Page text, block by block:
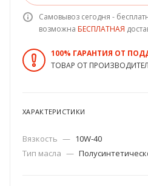
Самовывоз сегодня -
возможна БЕСПЛАТНАЯ
100% ГАРАНТИЯ ОТ
ТОВАР ОТ
ХАРАКТЕРИСТИКИ
Вязкость — 10W-40
Тип масла —